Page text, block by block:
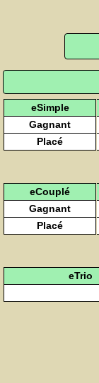
eSimple
Gagnant
Placé
eCouplé
Gagnant
Placé
eTrio